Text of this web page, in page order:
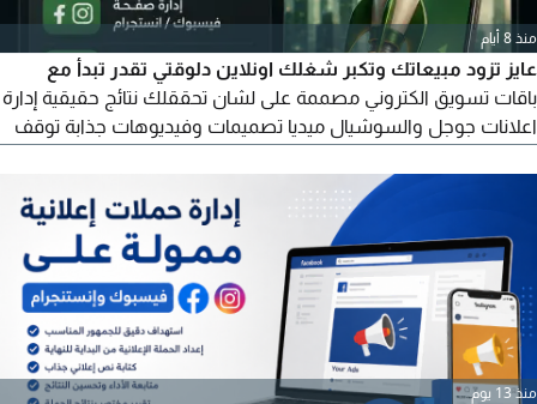
منذ 8 أيام
عايز تزود مبيعاتك وتكبر شغلك اونلاين دلوقتي تقدر تبدأ مع
باقات تسويق الكتروني مصممة على لشان تحققلك نتائج حقيقية إدارة
اعلانات جوجل والسوشيال ميديا تصميمات وفيديوهات جذابة توقف
مستمر لتحسين النتائج أحنا بنبني نظام مبيعات كامل ليك باقات مرنة
تناسب كل البزنس سواء عايز ليدز أو مبيعات - هنوصلك لهدفك احجز
مكانك دلوقتي وابدأ تكبر مشروعك صح
منذ 13 يوم